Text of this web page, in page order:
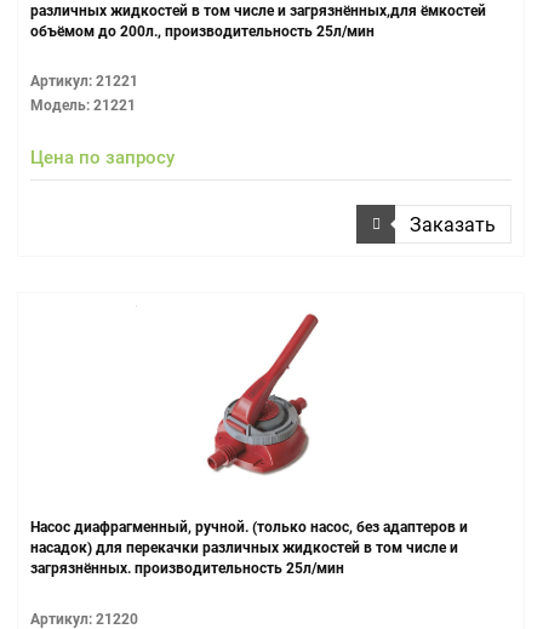
различных жидкостей в том числе и загрязнённых,для ёмкостей
объёмом до 200л., производительность 25л/мин
Артикул: 21221
Модель: 21221
Цена по запросу
Заказать
Насос диафрагменный, ручной. (только насос, без адаптеров и
насадок) для перекачки различных жидкостей в том числе и
загрязнённых. производительность 25л/мин
Артикул: 21220